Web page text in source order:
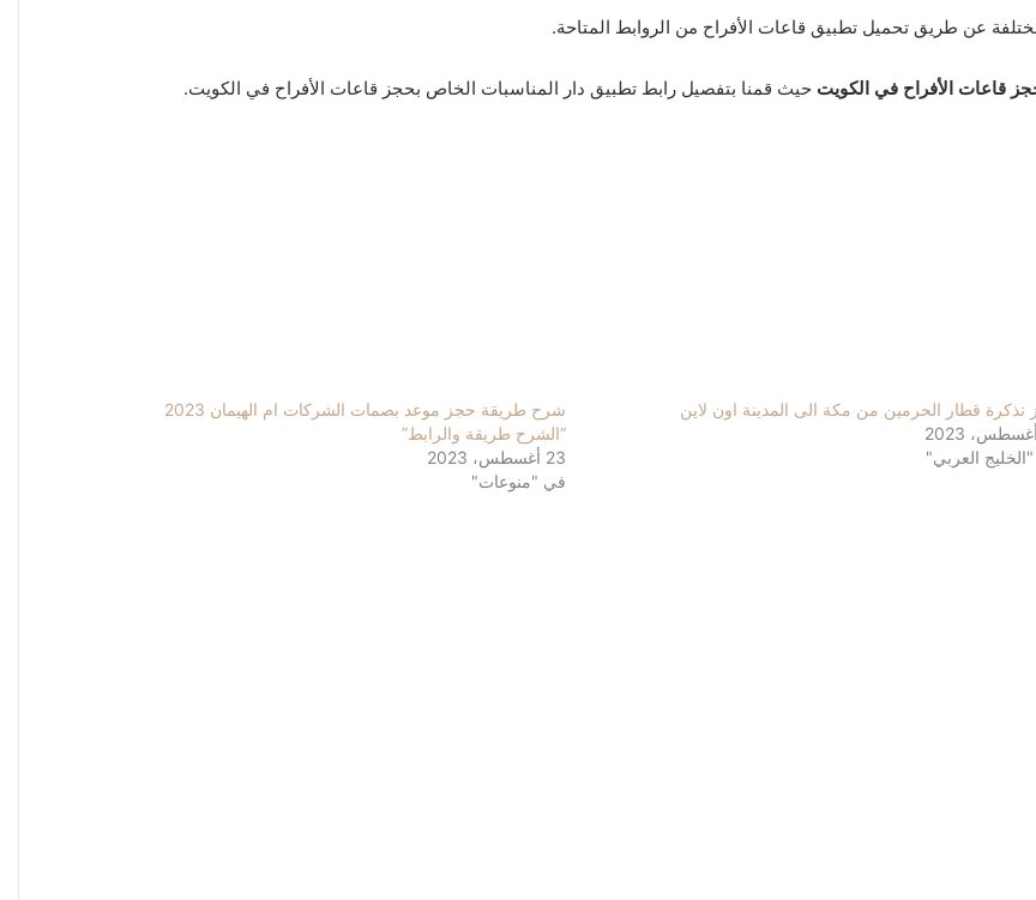
عن طريق تحميل تطبيق قاعات الأفراح من الروابط المتاحة.
قاعات الأفراح في الكويت حيث قمنا بتفصيل رابط تطبيق دار المناسبات الخاص بحجز قاعات الأفراح في الكويت.
تذكرة قطار الحرمين من مكة الى المدينة اون لاين
العربي"
شرح طريقة حجز موعد بصمات الشركات ام الهيمان 2023
“الشرح طريقة والرابط”
23 أغسطس، 2023
في "منوعات"